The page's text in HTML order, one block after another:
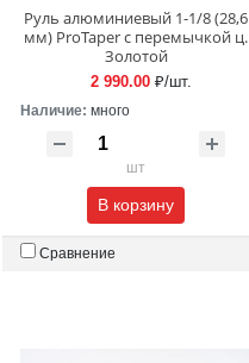
Руль алюминиевый 1-1/8 (28,6
мм) ProTaper c перемычкой ц.
Золотой
2 990.00 ₽/шт.
Наличие: много
шт
В корзину
Сравнение